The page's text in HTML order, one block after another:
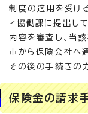
制度の適用を受け
ィ協働課に提出して
内容を審査し、当
市から保険会社へ
その後の手続きの
保険金の請求